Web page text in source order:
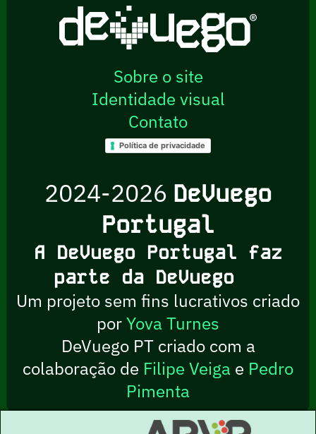
Sobre o site
Identidade visual
Contato
Política de privacidade
2024-2026 DeVuego
Portugal
A DeVuego Portugal faz
parte da DeVuego
Um projeto sem fins lucrativos criado
porYova Turnes
DeVuego PT criado com a
colaboração de Filipe Veiga e Pedro
Pimenta